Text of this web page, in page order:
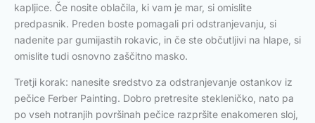
kapljice. Če nosite oblačila, ki vam je mar, si omislite
predpasnik. Preden boste pomagali pri odstranjevanju, si
nadenite par gumijastih rokavic, in če ste občutljivi na hlape, si
omislite tudi osnovno zaščitno masko.
Tretji korak: nanesite sredstvo za odstranjevanje ostankov iz
pečice Ferber Painting. Dobro pretresite stekleničko, nato pa
po vseh notranjih površinah pečice razpršite enakomeren sloj,